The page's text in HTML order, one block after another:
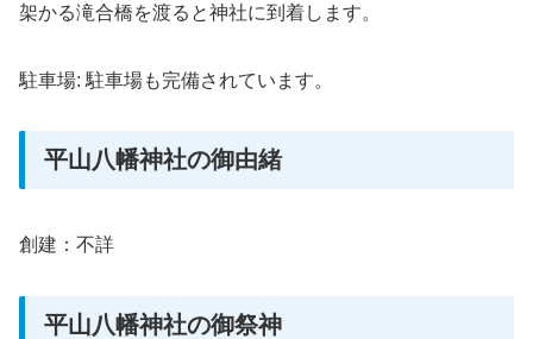
架かる滝合橋を渡ると神社に到着します。
駐車場: 駐車場も完備されています。
平山八幡神社の御由緒
創建：不詳
平山八幡神社の御祭神